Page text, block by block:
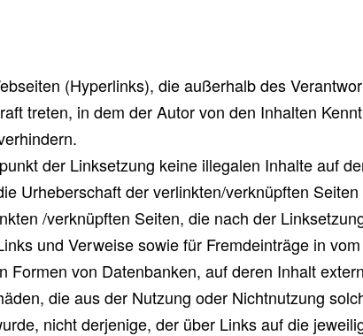
(Hyperlinks), die außerhalb des
treten, in dem der Autor von den Inhalten
der Linksetzung keine illegalen Inhalte auf
Urheberschaft der verlinkten/verknüpften
/verknüpften Seiten, die nach der
und Verweise sowie für Fremdeinträge in
von Datenbanken, auf deren Inhalt
die aus der Nutzung oder Nichtnutzung
nicht derjenige, der über Links auf die